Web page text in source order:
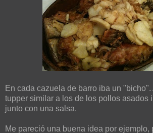
En cada cazuela de barro iba un "bicho".
tupper similar a los de los pollos asados
junto con una salsa.
Me pareció una buena idea por ejemplo,